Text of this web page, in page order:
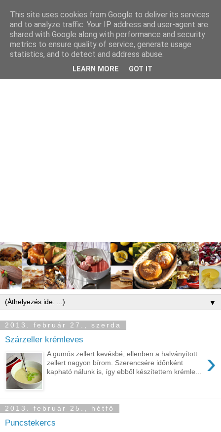
▼
2013. február 27., szerda
Szárzeller krémleves
›
A gumós zellert kevésbé, ellenben a halványított
zellert nagyon bírom. Szerencsére időnként
kapható nálunk is, így ebből készítettem krémle...
2013. február 25., hétfő
Puncstekercs
This site uses cookies from Google to deliver its services
and to analyze traffic. Your IP address and user-agent are
shared with Google along with performance and security
metrics to ensure quality of service, generate usage
statistics, and to detect and address abuse.
LEARN MORE GOT IT